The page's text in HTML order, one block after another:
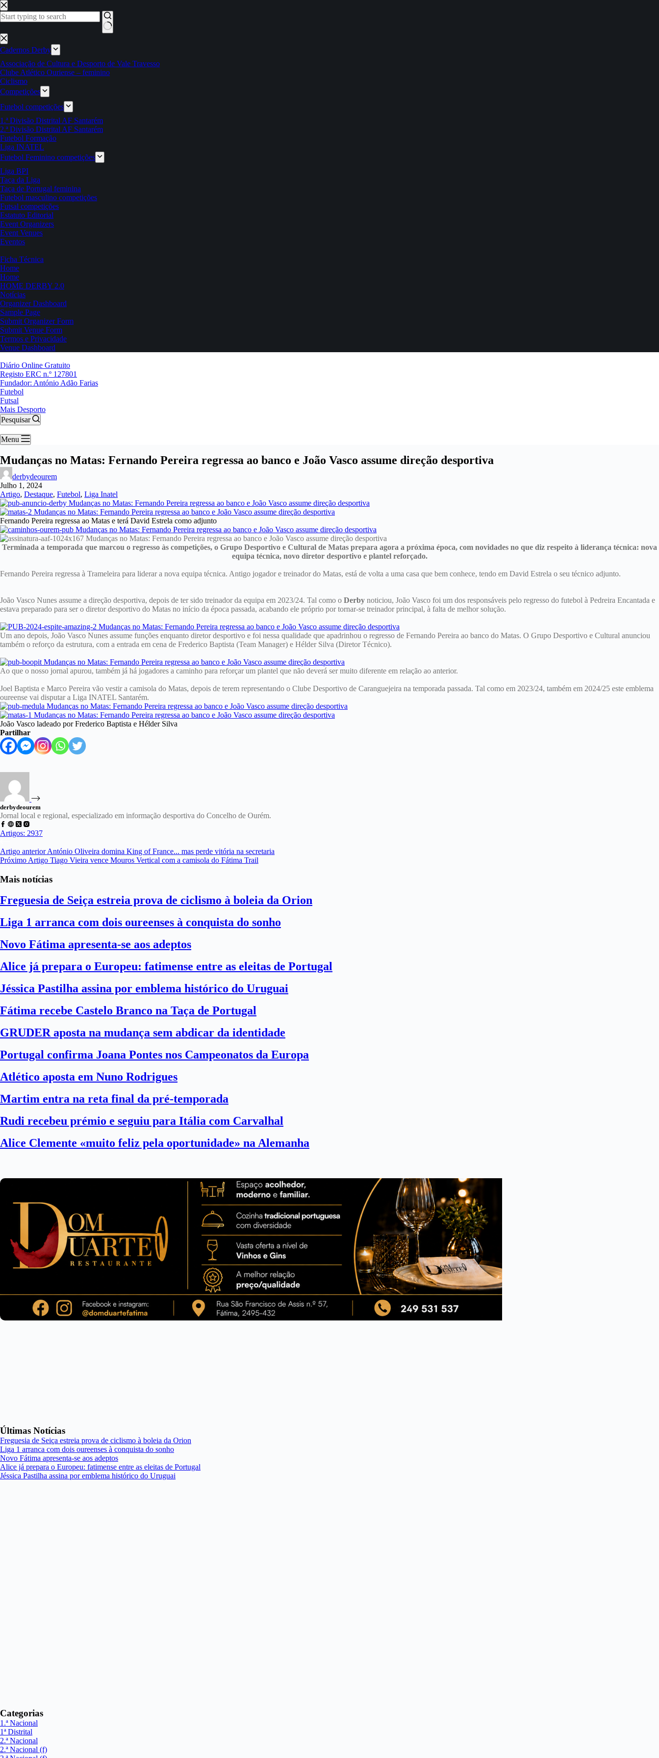
Pular
para
o
Sem
resultados
Cadernos Derby
Associação de Cultura e Desporto de Vale Travesso
Clube Atlético Ouriense – feminino
Ciclismo
Competições
Futebol competições
1.ª Divisão Distrital AF Santarém
2.ª Divisão Distrital AF Santarém
Futebol Formação
Liga INATEL
Futebol Feminino competições
Liga BPI
Taça da Liga
Taça de Portugal feminina
Futebol masculino competições
Futsal competições
Estatuto Editorial
Event Organizers
Event Venues
Eventos
Ficha Técnica
Home
Home
HOME DERBY 2.0
Notícias
Organizer Dashboard
Sample Page
Submit Organizer Form
Submit Venue Form
Termos e Privacidade
Venue Dashboard
Diário Online Gratuito
Registo ERC n.º 127801
Fundador: António Adão Farias
Futebol
Futsal
Mais Desporto
Pesquisar
Menu
Mudanças no Matas: Fernando Pereira regressa ao banco e João Vasco assume direção desportiva
derbydeourem
Julho 1, 2024
Artigo, Destaque, Futebol, Liga Inatel
Fernando Pereira regressa ao Matas e terá David Estrela como adjunto
Terminada a temporada que marcou o regresso às competições, o Grupo Desportivo e Cultural de Matas prepara agora a próxima época, com novidades no que diz respeito à liderança técnica: nova
equipa técnica, novo diretor desportivo e plantel reforçado.
Fernando Pereira regressa à Trameleira para liderar a nova equipa técnica. Antigo jogador e treinador do Matas, está de volta a uma casa que bem conhece, tendo em David Estrela o seu técnico adjunto.
João Vasco Nunes assume a direção desportiva, depois de ter sido treinador da equipa em 2023/24. Tal como o Derby noticiou, João Vasco foi um dos responsáveis pelo regresso do futebol à Pedreira Encantada e
estava preparado para ser o diretor desportivo do Matas no início da época passada, acabando ele próprio por tornar-se treinador principal, à falta de melhor solução.
Um ano depois, João Vasco Nunes assume funções enquanto diretor desportivo e foi nessa qualidade que apadrinhou o regresso de Fernando Pereira ao banco do Matas. O Grupo Desportivo e Cultural anunciou
também o reforço da estrutura, com a entrada em cena de Frederico Baptista (Team Manager) e Hélder Silva (Diretor Técnico).
Ao que o nosso jornal apurou, também já há jogadores a caminho para reforçar um plantel que não deverá ser muito diferente em relação ao anterior.
Joel Baptista e Marco Pereira vão vestir a camisola do Matas, depois de terem representando o Clube Desportivo de Caranguejeira na temporada passada. Tal como em 2023/24, também em 2024/25 este emblema
oureense vai disputar a Liga INATEL Santarém.
João Vasco ladeado por Frederico Baptista e Hélder Silva
Partilhar
derbydeourem
Jornal local e regional, especializado em informação desportiva do Concelho de Ourém.
Artigos: 2937
Artigo anteriorAntónio Oliveira domina King of France... mas perde vitória na secretaria
Próximo Artigo Tiago Vieira vence Mouros Vertical com a camisola do Fátima Trail
Mais notícias
Freguesia de Seiça estreia prova de ciclismo à boleia da Orion
Liga 1 arranca com dois oureenses à conquista do sonho
Novo Fátima apresenta-se aos adeptos
Alice já prepara o Europeu: fatimense entre as eleitas de Portugal
Jéssica Pastilha assina por emblema histórico do Uruguai
Fátima recebe Castelo Branco na Taça de Portugal
GRUDER aposta na mudança sem abdicar da identidade
Portugal confirma Joana Pontes nos Campeonatos da Europa
Atlético aposta em Nuno Rodrigues
Martim entra na reta final da pré-temporada
Rudi recebeu prémio e seguiu para Itália com Carvalhal
Alice Clemente «muito feliz pela oportunidade» na Alemanha
Últimas Notícias
Freguesia de Seiça estreia prova de ciclismo à boleia da Orion
Liga 1 arranca com dois oureenses à conquista do sonho
Novo Fátima apresenta-se aos adeptos
Alice já prepara o Europeu: fatimense entre as eleitas de Portugal
Jéssica Pastilha assina por emblema histórico do Uruguai
Categorias
1.ª Nacional
1ª Distrital
2.ª Nacional
2.ª Nacional (f)